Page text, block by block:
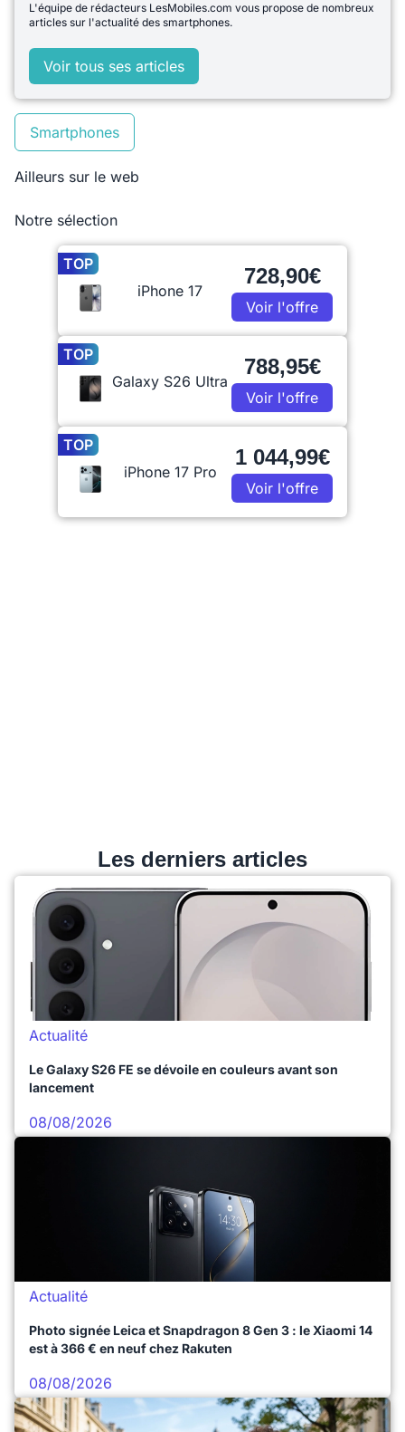
L'équipe de rédacteurs LesMobiles.com vous propose de nombreux
articles sur l'actualité des smartphones.
Voir tous ses articles
Smartphones
Ailleurs sur le web
Notre sélection
TOP
iPhone 17
728,90€
Voir l'offre
TOP
Galaxy S26 Ultra
788,95€
Voir l'offre
TOP
iPhone 17 Pro
1 044,99€
Voir l'offre
Les derniers articles
Actualité
Le Galaxy S26 FE se dévoile en couleurs avant son
lancement
08/08/2026
Actualité
Photo signée Leica et Snapdragon 8 Gen 3 : le Xiaomi 14
est à 366 € en neuf chez Rakuten
08/08/2026